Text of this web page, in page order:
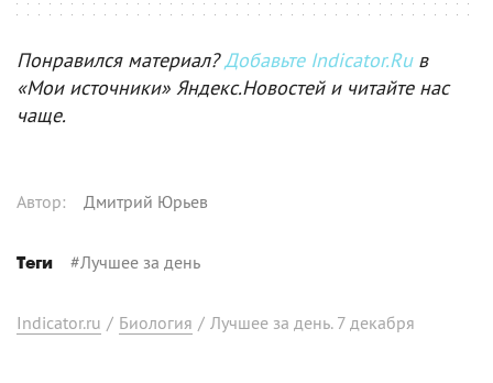
Понравился материал?Добавьте Indicator.Ruв
«Мои источники» Яндекс.Новостей и читайте нас
чаще.
Автор: Дмитрий Юрьев
Теги #Лучшее за день
Indicator.ru / Биология / Лучшее за день. 7 декабря